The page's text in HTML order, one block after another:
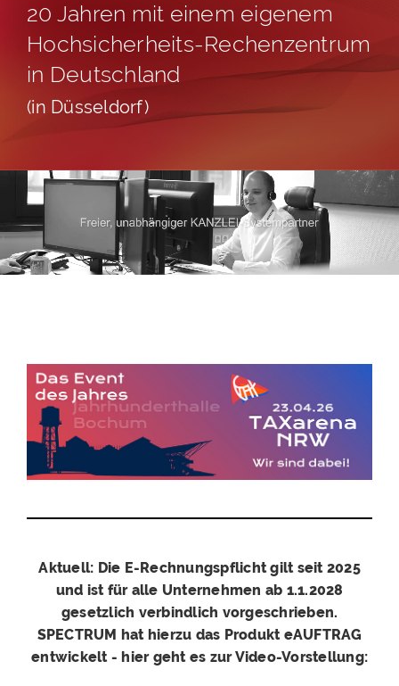
20 Jahren mit einem eigenem
Hochsicherheits-Rechenzentrum
in Deutschland
(in Düsseldorf)
Aktuell: Die E-Rechnungspflicht gilt seit 2025
und ist für alle Unternehmen ab 1.1.2028
gesetzlich verbindlich vorgeschrieben.
SPECTRUM hat hierzu das Produkt eAUFTRAG
entwickelt - hier geht es zur Video-Vorstellung: